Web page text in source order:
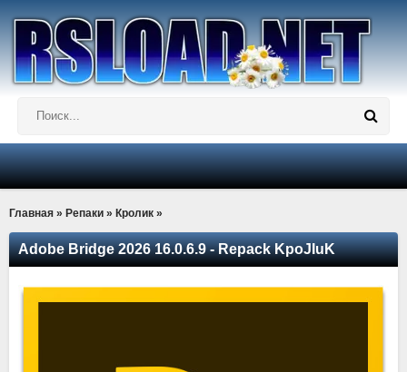
Главная » Репаки » Кролик »
Adobe Bridge 2026 16.0.6.9 - Repack KpoJIuK